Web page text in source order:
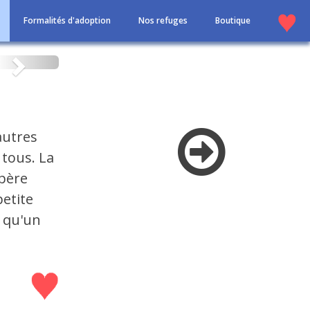
Formalités d'adoption Nos refuges Boutique
Suivant
La